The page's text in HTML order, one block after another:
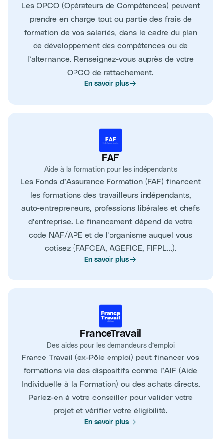
Les OPCO (Opérateurs de Compétences) peuvent
prendre en charge tout ou partie des frais de
formation de vos salariés, dans le cadre du plan
de développement des compétences ou de
l’alternance. Renseignez-vous auprès de votre
OPCO de rattachement.
En savoir plus
FAF
Aide à la formation pour les indépendants
Les Fonds d’Assurance Formation (FAF) financent
les formations des travailleurs indépendants,
auto-entrepreneurs, professions libérales et chefs
d’entreprise. Le financement dépend de votre
code NAF/APE et de l’organisme auquel vous
cotisez (FAFCEA, AGEFICE, FIFPL…).
En savoir plus
FranceTravail
Des aides pour les demandeurs d’emploi
France Travail (ex-Pôle emploi) peut financer vos
formations via des dispositifs comme l’AIF (Aide
Individuelle à la Formation) ou des achats directs.
Parlez-en à votre conseiller pour valider votre
projet et vérifier votre éligibilité.
En savoir plus